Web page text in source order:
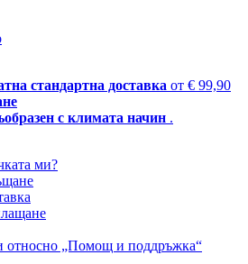
стандартна доставка от € 99,90
с климата начин .
ми?
относно „Помощ и поддръжка“